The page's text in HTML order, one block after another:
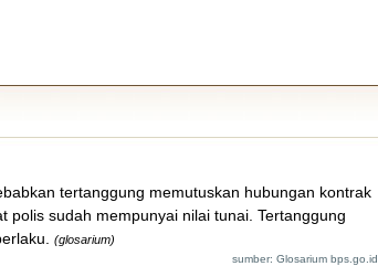
tertanggung memutuskan hubungan kontrak
sudah mempunyai nilai tunai. Tertanggung
(glosarium)
sumber: Glosarium bps.go.id